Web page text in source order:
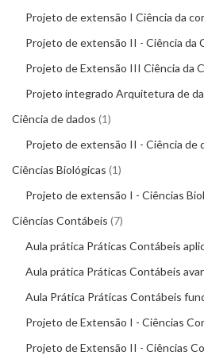
Projeto de extensão I Ciência da
Projeto de extensão II - Ciência da
Projeto de Extensão III Ciência da
Projeto integrado Arquitetura de
Ciência de dados 1
Projeto de extensão II - Ciência de
Ciências Biológicas 1
Projeto de extensão I - Ciências
Ciências Contábeis 7
Aula prática Práticas Contábeis
Aula prática Práticas Contábeis
Aula Prática Práticas Contábeis
Projeto de Extensão I - Ciências
Projeto de Extensão II - Ciências